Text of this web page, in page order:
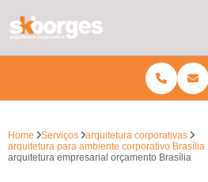
Home Serviços
arquitetura corporativas
arquitetura para ambiente corporativo Brasília
arquitetura empresarial orçamento Brasília